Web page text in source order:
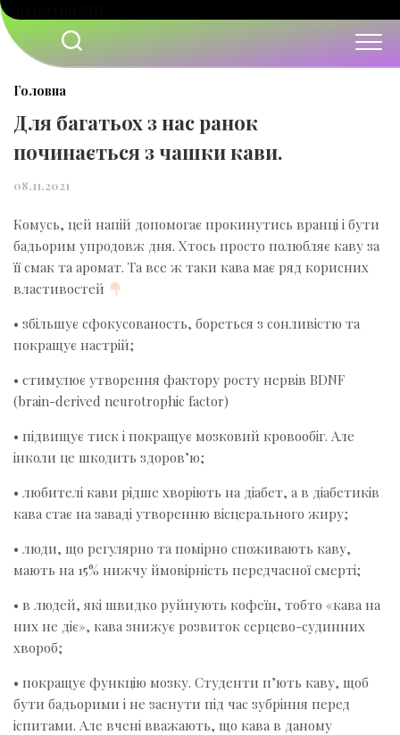
Перейти
до
вмісту
Головна
Для багатьох з нас ранок
починається з чашки кави.
08.11.2021
Комусь, цей напій допомогає прокинутись вранці і бути
бадьорим упродовж дня. Хтось просто полюбляє каву за
її смак та аромат. Та все ж таки кава має ряд корисних
властивостей
• збільшує сфокусованость, бореться з сонливістю та
покращує настрій;
• стимулює утворення фактору росту нервів BDNF
(brain-derived neurotrophic factor)
• підвищує тиск і покращує мозковий кровообіг. Але
інколи це шкодить здоров’ю;
• любителі кави рідше хворіють на діабет, а в діабетиків
кава стає на заваді утворенню вісцерального жиру;
• люди, що регулярно та помірно споживають каву,
мають на 15% нижчу ймовірність передчасної смерті;
• в людей, які швидко руйнують кофеїн, тобто «кава на
них не діє», кава знижує розвиток серцево-судинних
хвороб;
• покращує функцію мозку. Студенти п’ють каву, щоб
бути бадьорими і не заснути під час зубріння перед
іспитами. Але вчені вважають, що кава в даному